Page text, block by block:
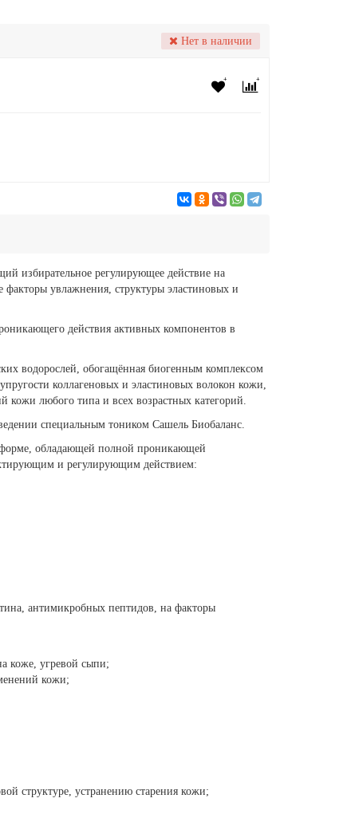
Нет в наличии
избирательное регулирующее действие на
увлажнения, структуры эластиновых и
действия активных компонентов в
водорослей, обогащённая биогенным комплексом
коллагеновых и эластиновых волокон кожи,
кожи любого типа и всех возрастных категорий.
специальным тоником Сашель Биобаланс.
форме, обладающей полной проникающей
и регулирующим действием:
антимикробных пептидов, на факторы
коже, угревой сыпи;
кожи;
структуре, устранению старения кожи;